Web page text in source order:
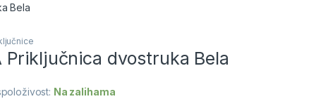
Bela
Priključnica dvostruka Bela
Na zalihama